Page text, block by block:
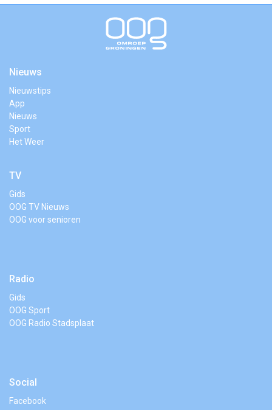
Nieuws
Nieuwstips
App
Nieuws
Sport
Het Weer
TV
Gids
OOG TV Nieuws
OOG voor senioren
Radio
Gids
OOG Sport
OOG Radio Stadsplaat
Social
Facebook